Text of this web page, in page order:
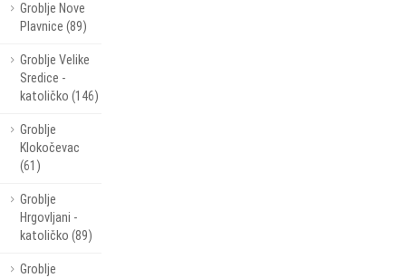
Groblje Nove
Plavnice (89)
Groblje Velike
Sredice -
katoličko (146)
Groblje
Klokočevac
(61)
Groblje
Hrgovljani -
katoličko (89)
Groblje